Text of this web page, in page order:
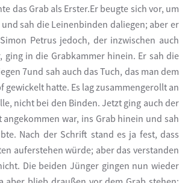
das Grab als Erster.Er beugte sich vor, um
sah die Leinenbinden daliegen; aber er
Petrus jedoch, der inzwischen auch
ging in die Grabkammer hinein. Er sah die
7und sah auch das Tuch, das man dem
gewickelt hatte. Es lag zusammengerollt an
nicht bei den Binden. Jetzt ging auch der
war, ins Grab hinein und sah
Nach der Schrift stand es ja fest, dass
auferstehen würde; aber das verstanden
Die beiden Jünger gingen nun wieder